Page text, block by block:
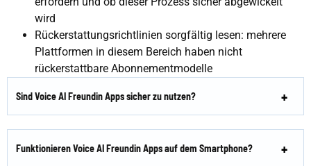
wird
Rückerstattungsrichtlinien sorgfältig lesen: mehrere
Plattformen in diesem Bereich haben nicht
rückerstattbare Abonnementmodelle
Sind Voice AI Freundin Apps sicher zu nutzen?
Funktionieren Voice AI Freundin Apps auf dem Smartphone?